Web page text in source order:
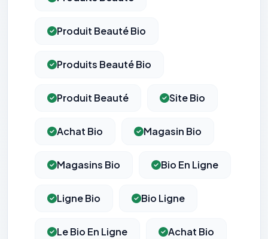
Produit Beauté Bio
Produits Beauté Bio
Produit Beauté Site Bio
Achat Bio Magasin Bio
Magasins Bio Bio En Ligne
Ligne Bio Bio Ligne
Le Bio En Ligne Achat Bio